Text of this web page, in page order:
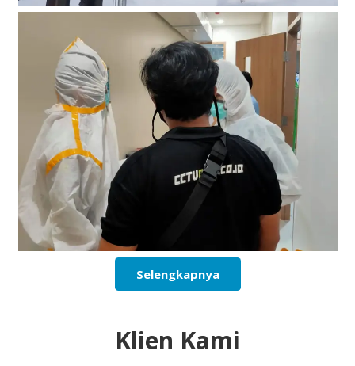
Selengkapnya
Klien Kami